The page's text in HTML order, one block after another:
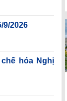
9/2026
hóa Nghị